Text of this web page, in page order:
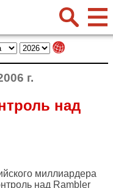
г.
над
миллиардера
над Rambler